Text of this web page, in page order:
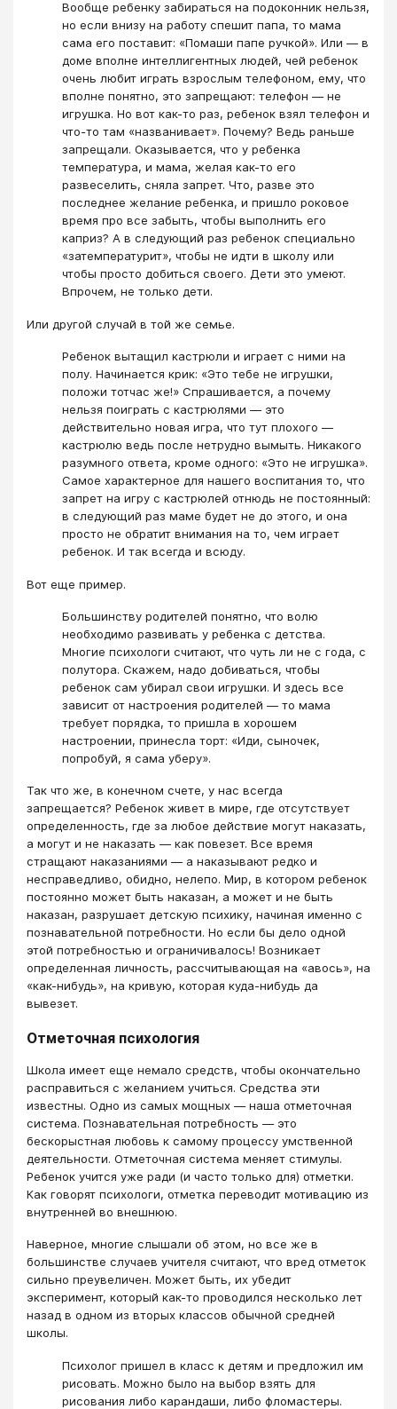
Вообще ребенку забираться на подоконник нельзя,
но если внизу на работу спешит папа, то мама
сама его поставит: «Помаши папе ручкой». Или ― в
доме вполне интеллигентных людей, чей ребенок
очень любит играть взрослым телефоном, ему, что
вполне понятно, это запрещают: телефон ― не
игрушка. Но вот как-то раз, ребенок взял телефон и
что-то там «названивает». Почему? Ведь раньше
запрещали. Оказывается, что у ребенка
температура, и мама, желая как-то его
развеселить, сняла запрет. Что, разве это
последнее желание ребенка, и пришло роковое
время про все забыть, чтобы выполнить его
каприз? А в следующий раз ребенок специально
«затемпературит», чтобы не идти в школу или
чтобы просто добиться своего. Дети это умеют.
Впрочем, не только дети.
Или другой случай в той же семье.
Ребенок вытащил кастрюли и играет с ними на
полу. Начинается крик: «Это тебе не игрушки,
положи тотчас же!» Спрашивается, а почему
нельзя поиграть с кастрюлями ― это
действительно новая игра, что тут плохого ―
кастрюлю ведь после нетрудно вымыть. Никакого
разумного ответа, кроме одного: «Это не игрушка».
Самое характерное для нашего воспитания то, что
запрет на игру с кастрюлей отнюдь не постоянный:
в следующий раз маме будет не до этого, и она
просто не обратит внимания на то, чем играет
ребенок. И так всегда и всюду.
Вот еще пример.
Большинству родителей понятно, что волю
необходимо развивать у ребенка с детства.
Многие психологи считают, что чуть ли не с года, с
полутора. Скажем, надо добиваться, чтобы
ребенок сам убирал свои игрушки. И здесь все
зависит от настроения родителей ― то мама
требует порядка, то пришла в хорошем
настроении, принесла торт: «Иди, сыночек,
попробуй, я сама уберу».
Так что же, в конечном счете, у нас всегда
запрещается? Ребенок живет в мире, где отсутствует
определенность, где за любое действие могут наказать,
а могут и не наказать ― как повезет. Все время
стращают наказаниями ― а наказывают редко и
несправедливо, обидно, нелепо. Мир, в котором ребенок
постоянно может быть наказан, а может и не быть
наказан, разрушает детскую психику, начиная именно с
познавательной потребности. Но если бы дело одной
этой потребностью и ограничивалось! Возникает
определенная личность, рассчитывающая на «авось», на
«как-нибудь», на кривую, которая куда-нибудь да
вывезет.
Отметочная психология
Школа имеет еще немало средств, чтобы окончательно
расправиться с желанием учиться. Средства эти
известны. Одно из самых мощных ― наша отметочная
система. Познавательная потребность ― это
бескорыстная любовь к самому процессу умственной
деятельности. Отметочная система меняет стимулы.
Ребенок учится уже ради (и часто только для) отметки.
Как говорят психологи, отметка переводит мотивацию из
внутренней во внешнюю.
Наверное, многие слышали об этом, но все же в
большинстве случаев учителя считают, что вред отметок
сильно преувеличен. Может быть, их убедит
эксперимент, который как-то проводился несколько лет
назад в одном из вторых классов обычной средней
школы.
Психолог пришел в класс к детям и предложил им
рисовать. Можно было на выбор взять для
рисования либо карандаши, либо фломастеры.